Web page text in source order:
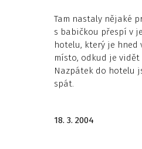
Tam nastaly nějaké
s babičkou přespí v
hotelu, který je hned
místo, odkud je
Nazpátek do hotelu
spát.
18. 3. 2004